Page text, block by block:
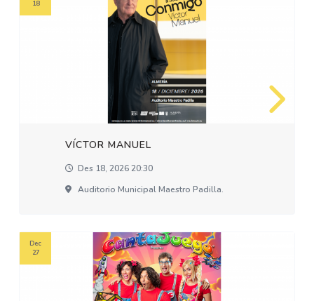
VÍCTOR MANUEL
Des 18, 2026 20:30
Auditorio Municipal Maestro Padilla.
18
Dec
27